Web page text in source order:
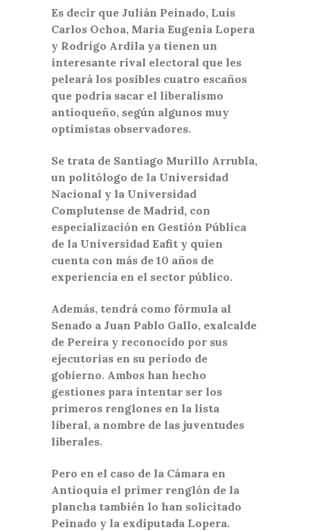
Es decir que Julián Peinado, Luis
Carlos Ochoa, María Eugenia Lopera
y Rodrigo Ardila ya tienen un
interesante rival electoral que les
peleará los posibles cuatro escaños
que podría sacar el liberalismo
antioqueño, según algunos muy
optimistas observadores.
Se trata de Santiago Murillo Arrubla,
un politólogo de la Universidad
Nacional y la Universidad
Complutense de Madrid, con
especialización en Gestión Pública
de la Universidad Eafit y quien
cuenta con más de 10 años de
experiencia en el sector público.
Además, tendrá como fórmula al
Senado a Juan Pablo Gallo, exalcalde
de Pereira y reconocido por sus
ejecutorias en su periodo de
gobierno. Ambos han hecho
gestiones para intentar ser los
primeros renglones en la lista
liberal, a nombre de las juventudes
liberales.
Pero en el caso de la Cámara en
Antioquia el primer renglón de la
plancha también lo han solicitado
Peinado y la exdiputada Lopera.